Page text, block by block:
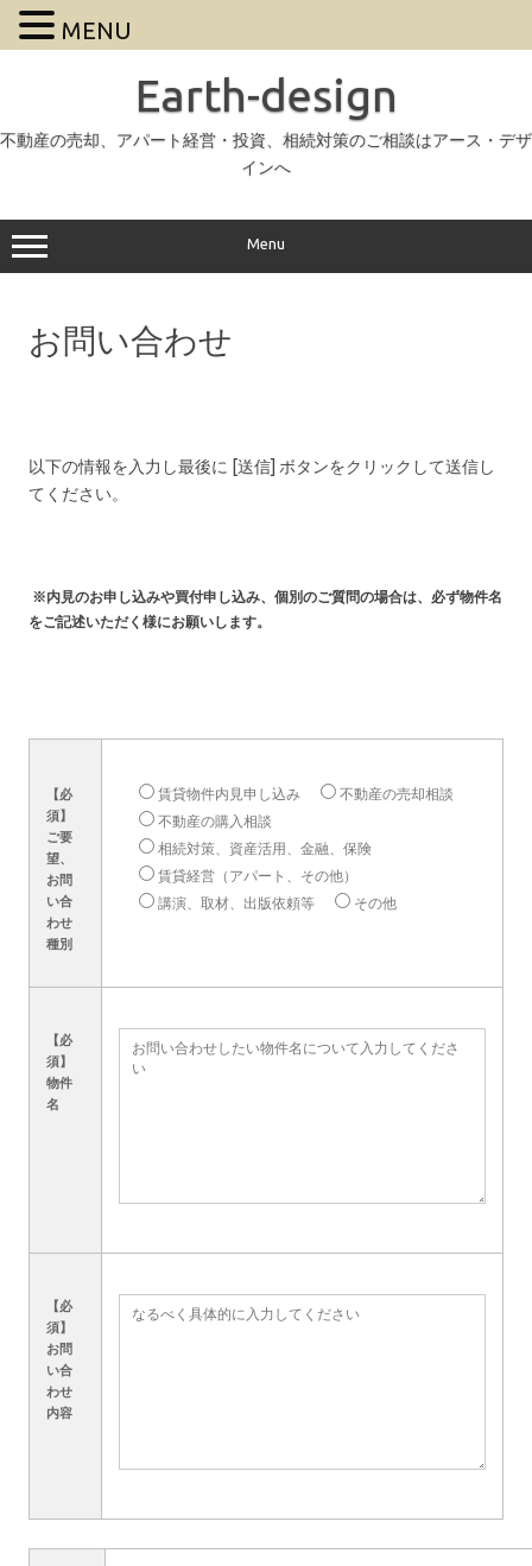
Earth-design
不動産の売却、アパート経営・投資、相続対策のご相談はアース・デザ
インへ
Menu
お問い合わせ
以下の情報を入力し最後に [送信] ボタンをクリックして送信し
てください。
※内見のお申し込みや買付申し込み、個別のご質問の場合は、必ず物件名
をご記述いただく様にお願いします。
【必
須】
ご要
望、
お問
い合
わせ
種別
賃貸物件内見申し込み
不動産の売却相談
不動産の購入相談
相続対策、資産活用、金融、保険
賃貸経営（アパート、その他）
講演、取材、出版依頼等
その他
【必
須】
物件
名
【必
須】
お問
い合
わせ
内容
MENU